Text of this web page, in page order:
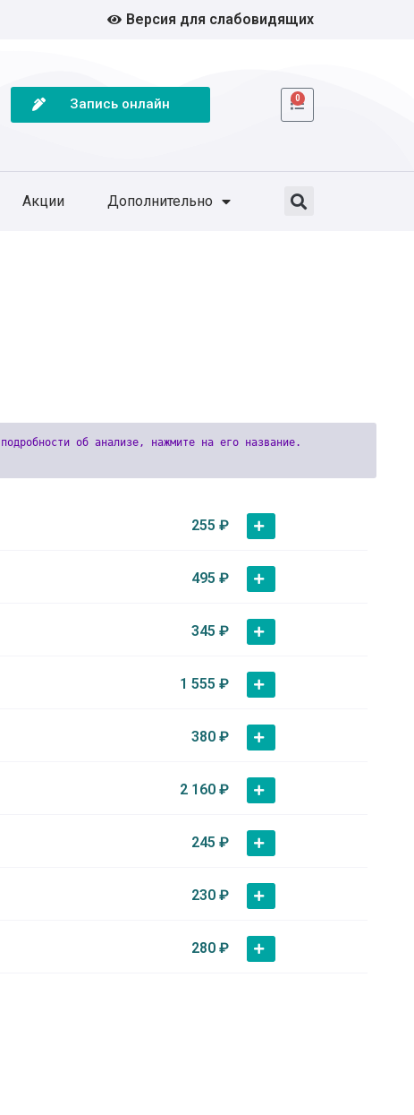
Версия для слабовидящих
Запись онлайн 0
Акции Дополнительно
255₽
495₽
345₽
1 555₽
380₽
2 160₽
245₽
230₽
280₽